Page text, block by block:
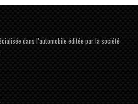
dans l’automobile éditée par la société